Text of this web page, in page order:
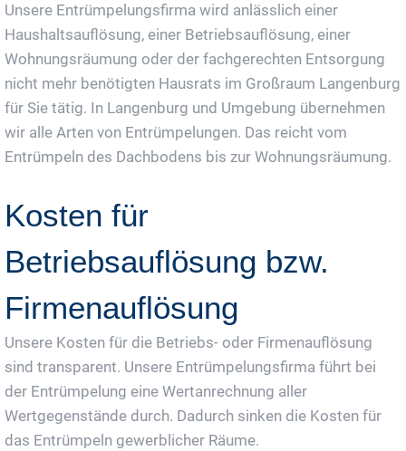
Unsere Entrümpelungsfirma wird anlässlich einer
Haushaltsauflösung, einer Betriebsauflösung, einer
Wohnungsräumung oder der fachgerechten Entsorgung
nicht mehr benötigten Hausrats im Großraum Langenburg
für Sie tätig. In Langenburg und Umgebung übernehmen
wir alle Arten von Entrümpelungen. Das reicht vom
Entrümpeln des Dachbodens bis zur Wohnungsräumung.
Kosten für
Betriebsauflösung bzw.
Firmenauflösung
Unsere Kosten für die Betriebs- oder Firmenauflösung
sind transparent. Unsere Entrümpelungsfirma führt bei
der Entrümpelung eine Wertanrechnung aller
Wertgegenstände durch. Dadurch sinken die Kosten für
das Entrümpeln gewerblicher Räume.